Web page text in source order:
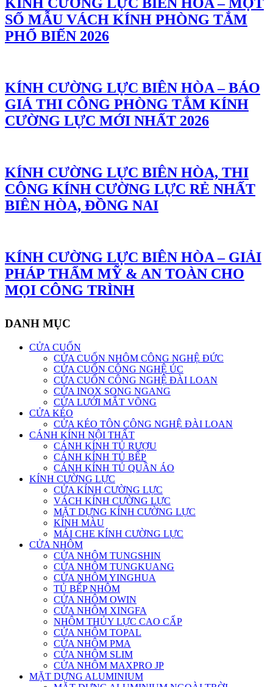
KÍNH CƯỜNG LỰC BIÊN HÒA – MỘT
SỐ MẪU VÁCH KÍNH PHÒNG TẮM
PHỔ BIẾN 2026
KÍNH CƯỜNG LỰC BIÊN HÒA – BÁO
GIÁ THI CÔNG PHÒNG TẮM KÍNH
CƯỜNG LỰC MỚI NHẤT 2026
KÍNH CƯỜNG LỰC BIÊN HÒA, THI
CÔNG KÍNH CƯỜNG LỰC RẺ NHẤT
BIÊN HÒA, ĐỒNG NAI
KÍNH CƯỜNG LỰC BIÊN HÒA – GIẢI
PHÁP THẨM MỸ & AN TOÀN CHO
MỌI CÔNG TRÌNH
DANH MỤC
CỬA CUỐN
CỬA CUỐN NHÔM CÔNG NGHỆ ĐỨC
CỬA CUỐN CÔNG NGHỆ ÚC
CỬA CUỐN CÔNG NGHỆ ĐÀI LOAN
CỬA INOX SONG NGANG
CỬA LƯỚI MẮT VÕNG
CỬA KÉO
CỬA KÉO TÔN CÔNG NGHỆ ĐÀI LOAN
CÁNH KÍNH NỘI THẤT
CÁNH KÍNH TỦ RƯỢU
CÁNH KÍNH TỦ BẾP
CÁNH KÍNH TỦ QUẦN ÁO
KÍNH CƯỜNG LỰC
CỬA KÍNH CƯỜNG LỰC
VÁCH KÍNH CƯỜNG LỰC
MẶT DỰNG KÍNH CƯỜNG LỰC
KÍNH MÀU
MÁI CHE KÍNH CƯỜNG LỰC
CỬA NHÔM
CỬA NHÔM TUNGSHIN
CỬA NHÔM TUNGKUANG
CỬA NHÔM YINGHUA
TỦ BẾP NHÔM
CỬA NHÔM OWIN
CỬA NHÔM XINGFA
NHÔM THỦY LỰC CAO CẤP
CỬA NHÔM TOPAL
CỬA NHÔM PMA
CỬA NHÔM SLIM
CỬA NHÔM MAXPRO JP
MẶT DỰNG ALUMINIUM